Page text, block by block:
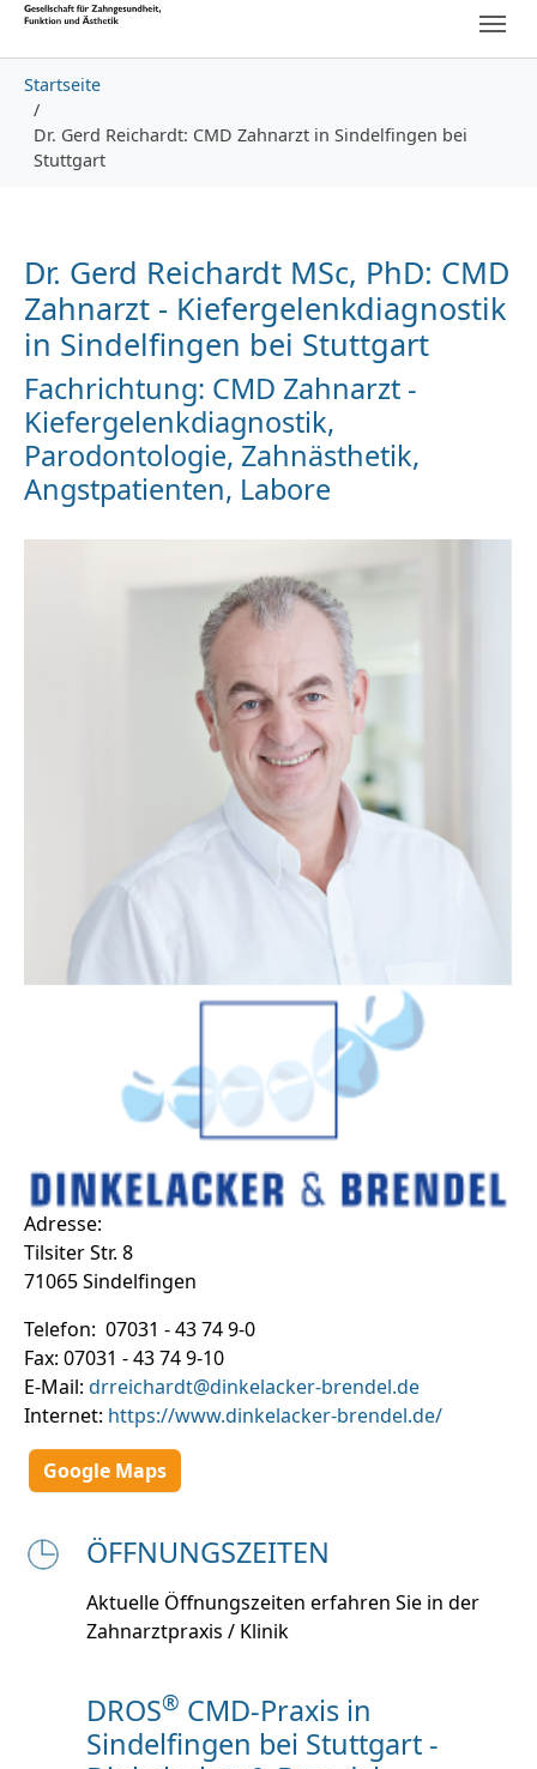
Skip to main content
Skip to page footer
Startseite
Dr. Gerd Reichardt: CMD Zahnarzt in Sindelfingen bei
Stuttgart
Dr. Gerd Reichardt MSc, PhD: CMD
Zahnarzt - Kiefergelenkdiagnostik
in Sindelfingen bei Stuttgart
Fachrichtung: CMD Zahnarzt -
Kiefergelenkdiagnostik,
Parodontologie, Zahnästhetik,
Angstpatienten, Labore
Adresse:
Tilsiter Str. 8
71065 Sindelfingen
Telefon: 07031 - 43 74 9-0
Fax: 07031 - 43 74 9-10
E-Mail: drreichardt@dinkelacker-brendel.de
Internet: https://www.dinkelacker-brendel.de/
Google Maps
ÖFFNUNGSZEITEN
Aktuelle Öffnungszeiten erfahren Sie in der
Zahnarztpraxis / Klinik
DROS® CMD-Praxis in
Sindelfingen bei Stuttgart -